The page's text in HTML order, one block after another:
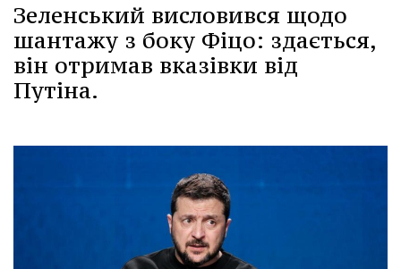
Зеленський висловився щодо
шантажу з боку Фіцо: здається,
він отримав вказівки від
Путіна.